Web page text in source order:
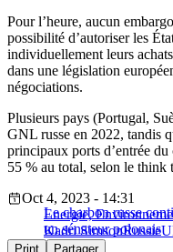
Pour l’heure, aucun
possibilité d’autoriser les
individuellement leurs
dans une législation
négociations.
Plusieurs pays (Portugal,
GNL russe en 2022, tandis
principaux ports d’entrée
55 % au total, selon le think
Le charbon russe
un sénateur polonais
Oct 4, 2023 - 14:31
Energie,
Kadri SimsonRussie
Print Partager